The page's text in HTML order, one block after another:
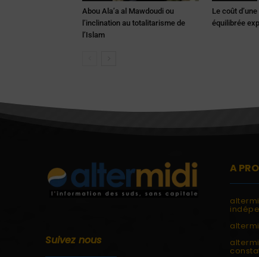
Abou Ala’a al Mawdoudi ou
l’inclination au totalitarisme de
l’Islam
Le coût
équilibrée
Suivez nous
A